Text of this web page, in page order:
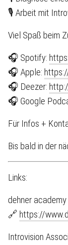
🎙 Arbeit mit
Viel Spaß beim
🎧 Spotify:
🎧 Apple:
🎧 Deezer:
🎧 Google
Für Infos +
Bis bald in der
Links:
dehner
🔗 https://
Introvision